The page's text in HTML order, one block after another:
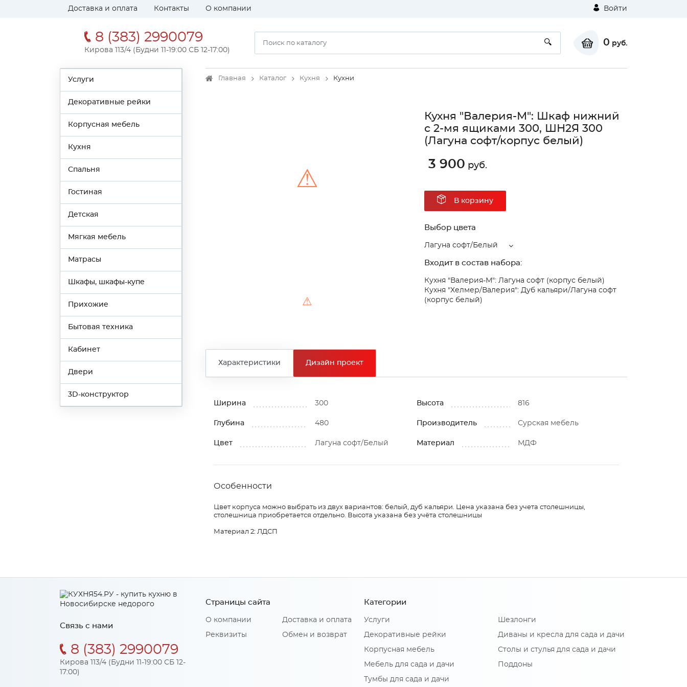
Доставка и оплата Контакты О компании Войти
8 (383) 2990079
Кирова 113/4 (Будни 11-19:00 СБ 12-17:00)
0 руб.
Услуги
Декоративные рейки
Корпусная мебель
Кухня
Спальня
Гостиная
Детская
Мягкая мебель
Матрасы
Шкафы, шкафы-купе
Прихожие
Бытовая техника
Кабинет
Двери
3D-конструктор
Главная Каталог Кухня Кухни
⚠
⚠
Кухня "Валерия-М": Шкаф нижний
с 2-мя ящиками 300, ШН2Я 300
(Лагуна софт/корпус белый)
3 900 руб.
В корзину
Выбор цвета
Лагуна софт/Белый
Входит в состав набора:
Кухня "Валерия-М": Лагуна софт (корпус белый)
Кухня "Хелмер/Валерия": Дуб кальяри/Лагуна софт
(корпус белый)
Характеристики Дизайн проект
Ширина 300 Высота 816
Глубина 480 Производитель Сурская мебель
Цвет Лагуна софт/Белый Материал МДФ
Особенности
Цвет корпуса можно выбрать из двух вариантов: белый, дуб кальяри. Цена указана без учета столешницы,
столешница приобретается отдельно. Высота указана без учёта столешницы
Материал 2: ЛДСП
Связь с нами
8 (383) 2990079
Кирова 113/4 (Будни 11-19:00 СБ 12-
17:00)
Страницы сайта
О компании
Реквизиты
Доставка и оплата
Обмен и возврат
Категории
Услуги
Декоративные рейки
Корпусная мебель
Мебель для сада и дачи
Тумбы для сада и дачи
Шезлонги
Диваны и кресла для сада и дачи
Столы и стулья для сада и дачи
Поддоны